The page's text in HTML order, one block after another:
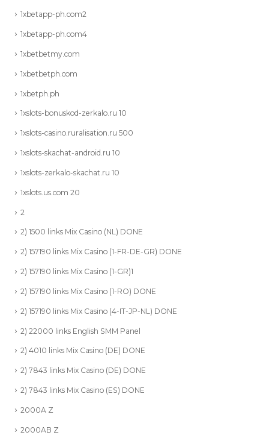
1xbetapp-ph.com2
1xbetapp-ph.com4
1xbetbetmy.com
1xbetbetph.com
1xbetph.ph
1xslots-bonuskod-zerkalo.ru 10
1xslots-casino.ruralisation.ru 500
1xslots-skachat-android.ru 10
1xslots-zerkalo-skachat.ru 10
1xslots.us.com 20
2
2) 1500 links Mix Casino (NL) DONE
2) 157190 links Mix Casino (1-FR-DE-GR) DONE
2) 157190 links Mix Casino (1-GR)1
2) 157190 links Mix Casino (1-RO) DONE
2) 157190 links Mix Casino (4-IT-JP-NL) DONE
2) 22000 links English SMM Panel
2) 4010 links Mix Casino (DE) DONE
2) 7843 links Mix Casino (DE) DONE
2) 7843 links Mix Casino (ES) DONE
2000A Z
2000AB Z